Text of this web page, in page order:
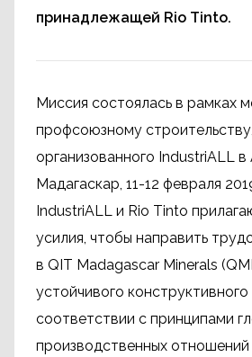
принадлежащей Rio Tinto.
Миссия состоялась в рамках
профсоюзному строительству,
организованного IndustriALL
Мадагаскар, 11-12 февраля
IndustriALL и Rio Tinto
усилия, чтобы направить
в QIT Madagascar Minerals
устойчивого конструктивного
соответствии с принципами
производственных